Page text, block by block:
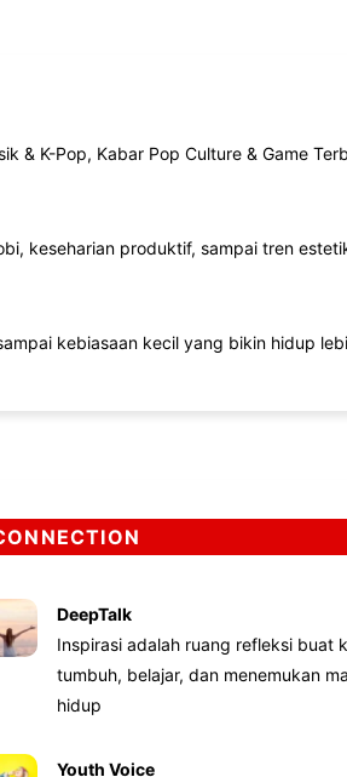
& K-Pop, Kabar Pop Culture & Game
keseharian produktif, sampai tren
kebiasaan kecil yang bikin hidup
DeepTalk
Inspirasi adalah ruang refleksi buat
tumbuh, belajar, dan menemukan
hidup
Youth Voice